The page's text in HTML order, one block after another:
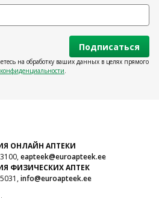
Подписаться
на обработку ваших данных в целях прямого
.
ОНЛАЙН АПТЕКИ
eapteek@euroapteek.ee
ФИЗИЧЕСКИХ АПТЕК
info@euroapteek.ee